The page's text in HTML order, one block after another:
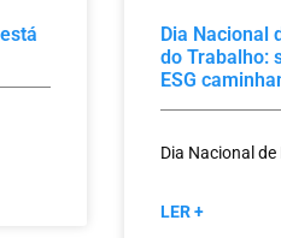
Dia Nacional
do Trabalho:
ESG
Dia Nacional
LER +